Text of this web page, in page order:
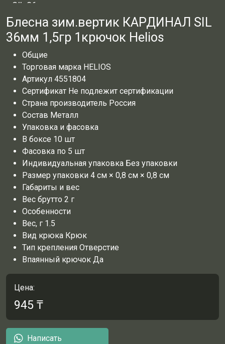
Блесна зим.вертик КАРДИНАЛ SIL
36мм 1,5гр 1крючок Helios
Общие
Торговая марка HELIOS
Артикул 4551804
Сертификат Не подлежит сертификации
Страна производитель Россия
Состав Металл
Упаковка и фасовка
В боксе 10 шт
Фасовка по 5 шт
Индивидуальная упаковка Без упаковки
Размер упаковки 4 см × 0,8 см × 0,8 см
Габариты и вес
Вес брутто 2 г
Особенности
Вес, г 1.5
Вид крюка Крюк
Тип крепления Отверстие
Впаянный крючок Да
Цена:
945 ₸
Написать